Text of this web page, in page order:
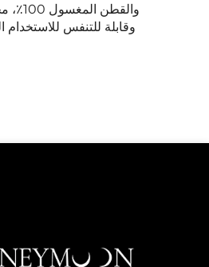
والقطن
وقابلة للتنفس للاستخدام